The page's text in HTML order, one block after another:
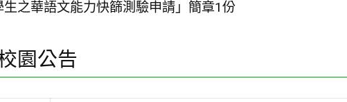
生之華語文能力快篩測驗申請」簡章1份
園公告